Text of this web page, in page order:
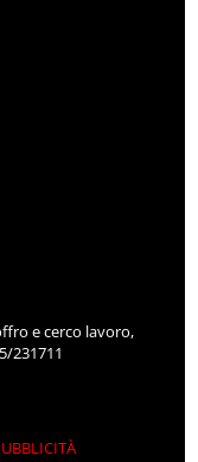
e cerco lavoro,
231711